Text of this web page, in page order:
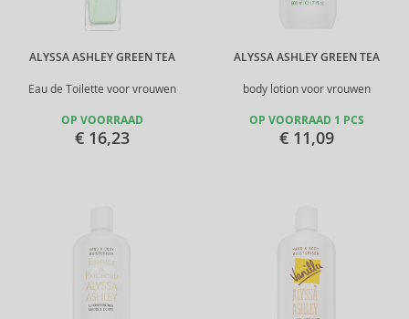
ALYSSA ASHLEY GREEN TEA
Eau de Toilette voor vrouwen
OP VOORRAAD
€ 16,23
ALYSSA ASHLEY GREEN TEA
body lotion voor vrouwen
OP VOORRAAD 1 PCS
€ 11,09